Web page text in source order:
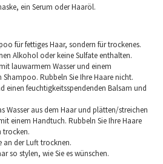
ein Serum oder Haaröl.
für fettiges Haar, sondern für trockenes.
Alkohol oder keine Sulfate enthalten.
lauwarmem Wasser und einem
Rubbeln Sie Ihre Haare nicht.
einen feuchtigkeitsspendenden Balsam und
Wasser aus dem Haar und plätten/streichen
einem Handtuch. Rubbeln Sie Ihre Haare
trocken.
an der Luft trocknen.
so stylen, wie Sie es wünschen.